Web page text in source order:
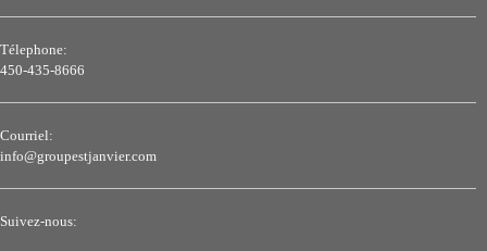
Télephone:
450-435-8666
Courriel:
info@groupestjanvier.com
Suivez-nous: